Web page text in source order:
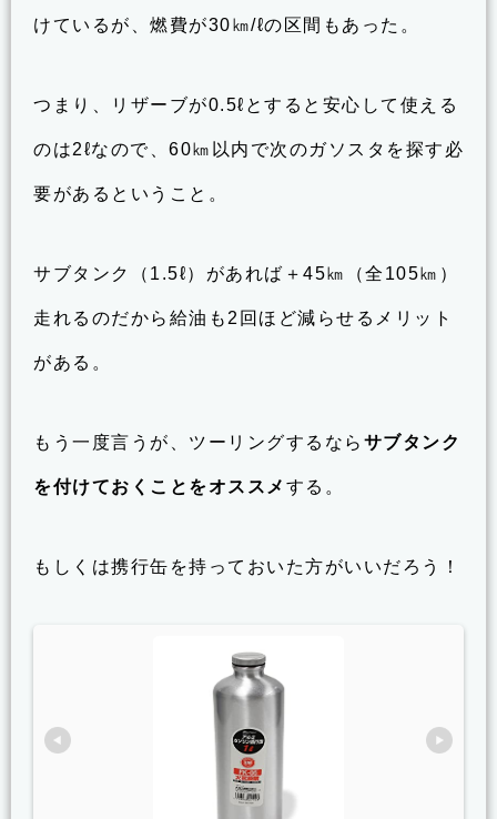
けているが、燃費が30㎞/ℓの区間もあった。
つまり、リザーブが0.5ℓとすると安心して使える
のは2ℓなので、60㎞以内で次のガソスタを探す必
要があるということ。
サブタンク（1.5ℓ）があれば＋45㎞（全105㎞）
走れるのだから給油も2回ほど減らせるメリット
がある。
もう一度言うが、ツーリングするなら サブタンク
を付けておくことをオススメ する。
もしくは携行缶を持っておいた方がいいだろう！